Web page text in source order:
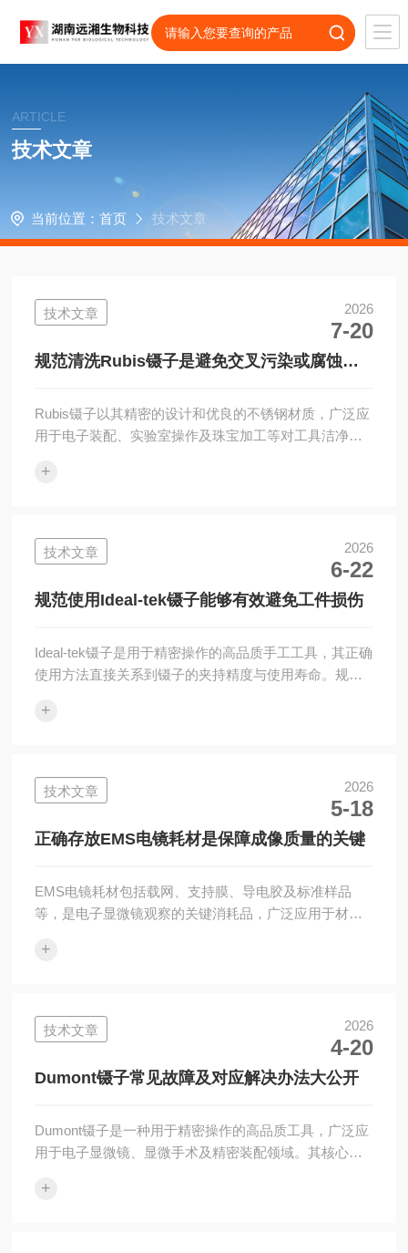
ARTICLE
技术文章
当前位置： 首页 技术文章
技术文章 2026
7-20
规范清洗Rubis镊子是避免交叉污染或腐蚀损
Rubis镊子以其精密的设计和优良的不锈钢材质，广泛应
用于电子装配、实验室操作及珠宝加工等对工具洁净度
精度与使用寿命，还能避免交叉污染或腐蚀损伤。因
尘布或软毛刷轻轻擦去表面附着的颗粒、油脂或残留
物，防止污渍干结硬化。若接触过腐蚀性或粘性物质，
需尽快进行深度清洗，避免长时间滞留导致表面氧化或
功能受损。2、选择合适的清洗剂推荐使用中...
+
技术文章 2026
6-22
规范使用Ideal-tek镊子能够有效避免工件损伤
Ideal-tek镊子是用于精密操作的高品质手工工具，其正确
使用方法直接关系到镊子的夹持精度与使用寿命。规范
或工件损伤。以下为Ideal-tek镊子的具体使用步骤。1、
7A型）用于深腔操作，宽扁头镊子用于晶片或光学镜
片。握持时采用执笔式，拇指与中指分别抵住镊子两侧
的防滑纹区域，食指轻靠于镊柄背部，掌心悬空。该镊
子的弹性适中，握持力度...
+
技术文章 2026
5-18
正确存放EMS电镜耗材是保障成像质量的关键
EMS电镜耗材包括载网、支持膜、导电胶及标准样品
等，是电子显微镜观察的关键消耗品，广泛应用于材料
稳定、清洁的样品支撑和导电环境，保障成像质量。由
环境控制存放区域应保持恒温（20-25℃）和低湿（相对
湿度2、载网存放载网应放置在专用防静电盒或硅片盒
中，避免堆叠导致网面划伤。不同孔径（如200目、400
目）的载网需分区存放，并标注规格...
+
技术文章 2026
4-20
Dumont镊子常见故障及对应解决办法大公开
Dumont镊子是一种用于精密操作的高品质工具，广泛应
用于电子显微镜、显微手术及精密装配领域。其核心价
精细操作。在使用过程中，由于操作不当或自然磨损，
+